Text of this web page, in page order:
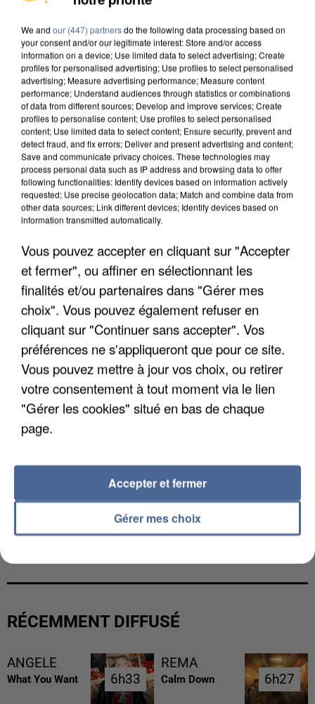
DE SOLIDARITÉ AVEC LES...
APRÈS TOUTES CES CANICULES, LES REFUGES
DE FAUNE SAUVAGE SONT...
L’UN DES FONDATEURS SUPPOSÉS DE LA DZ
RÉCEMMENT DIFFUSÉ
ANGELE
What You Want 6h33
6h33
REMA
Calm Down 6h27
6h27
We and our (447) partnersdo the following data processing based on
your consent and/or our legitimate interest: Store and/or access
information on a device; Use limited data to select advertising; Create
profiles for personalised advertising; Use profiles to select personalised
advertising; Measure advertising performance; Measure content
performance; Understand audiences through statistics or combinations
of data from different sources; Develop and improve services; Create
profiles to personalise content; Use profiles to select personalised
content; Use limited data to select content; Ensure security, prevent and
detect fraud, and fix errors; Deliver and present advertising and content;
Save and communicate privacy choices. These technologies may
process personal data such as IP address and browsing data to offer
following functionalities: Identify devices based on information actively
requested; Use precise geolocation data; Match and combine data from
other data sources; Link different devices; Identify devices based on
information transmitted automatically.
Vous pouvez accepter en cliquant sur "Accepter
et fermer", ou affiner en sélectionnant les
finalités et/ou partenaires dans "Gérer mes
choix". Vous pouvez également refuser en
cliquant sur "Continuer sans accepter". Vos
préférences ne s'appliqueront que pour ce site.
Vous pouvez mettre à jour vos choix, ou retirer
votre consentement à tout moment via le lien
"Gérer les cookies" situé en bas de chaque
page.
Gérer mes choix
Accepter et fermer